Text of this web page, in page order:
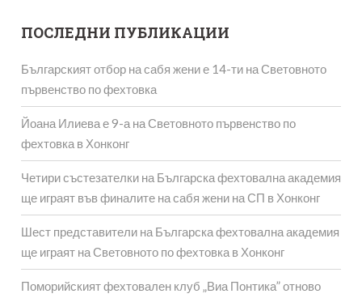
ПОСЛЕДНИ ПУБЛИКАЦИИ
Българският отбор на сабя жени е 14-ти на Световното
първенство по фехтовка
Йоана Илиева е 9-а на Световното първенство по
фехтовка в Хонконг
Четири състезателки на Българска фехтовална академия
ще играят във финалите на сабя жени на СП в Хонконг
Шест представители на Българска фехтовална академия
ще играят на Световното по фехтовка в Хонконг
Поморийският фехтовален клуб „Виа Понтика” отново